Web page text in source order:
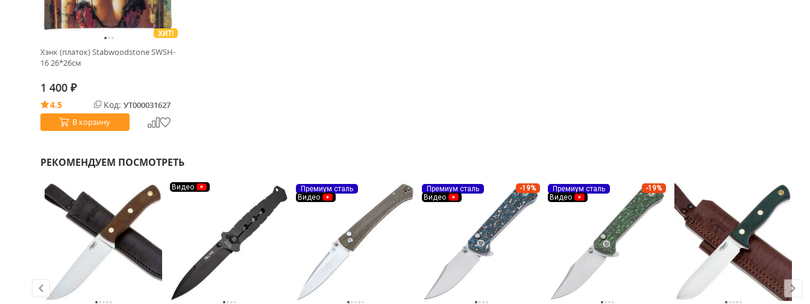
ХИТ!
Хэнк (платок) Stabwoodstone SWSH-
16 26*26см
1 400 ₽
4.5 Код: УТ000031627
В корзину
РЕКОМЕНДУЕМ ПОСМОТРЕТЬ
Видео
Премиум сталь
Видео
-19%
Премиум сталь
Видео
-19%
Премиум сталь
Видео